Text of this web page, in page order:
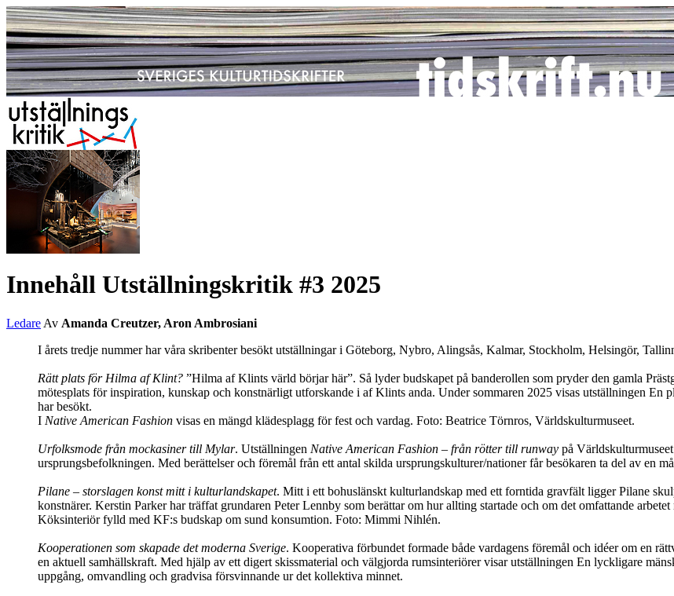
Innehåll Utställningskritik #3 2025
Ledare Av Amanda Creutzer, Aron Ambrosiani
I årets tredje nummer har våra skribenter besökt utställningar i Göteborg, Nybro, Alingsås, Kalmar, Stockholm, Helsingör,
Rätt plats för Hilma af Klint? ”Hilma af Klints värld börjar här”. Så lyder budskapet på banderollen som pryder den gamla
mötesplats för inspiration, kunskap och konstnärligt utforskande i af Klints anda. Under sommaren 2025 visas utställningen
har besökt.
I Native American Fashion visas en mängd klädesplagg för fest och vardag. Foto: Beatrice Törnros, Världskulturmuseet.
Urfolksmode från mockasiner till Mylar. Utställningen Native American Fashion – från rötter till runway på
ursprungsbefolkningen. Med berättelser och föremål från ett antal skilda ursprungskulturer/nationer får besökaren ta del av en
Pilane – storslagen konst mitt i kulturlandskapet. Mitt i ett bohuslänskt kulturlandskap med ett forntida gravfält ligger Pilane
konstnärer. Kerstin Parker har träffat grundaren Peter Lennby som berättar om hur allting startade och om det omfattande
Köksinteriör fylld med KF:s budskap om sund konsumtion. Foto: Mimmi Nihlén.
Kooperationen som skapade det moderna Sverige. Kooperativa förbundet formade både vardagens föremål och idéer om en
en aktuell samhällskraft. Med hjälp av ett digert skissmaterial och välgjorda rumsinteriörer visar utställningen En lyckligare
uppgång, omvandling och gradvisa försvinnande ur det kollektiva minnet.